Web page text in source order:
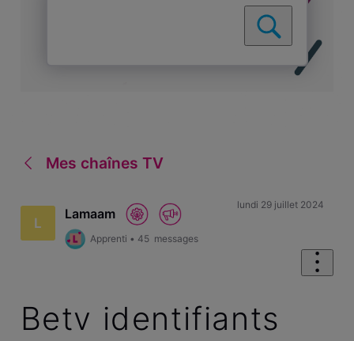
Mes chaînes TV
L
Lamaam
Apprenti • 45 messages
lundi 29 juillet 2024
Betv identifiants